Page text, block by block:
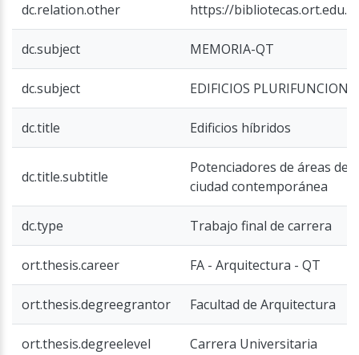
dc.relation.other https://
dc.subject MEMORIA-QT
dc.subject EDIFICIOS
dc.title Edificios híbridos
dc.title.subtitle
Potenciadores de áreas de
ciudad contemporánea
dc.type Trabajo final de carrera
ort.thesis.career FA - Arquitectura - QT
ort.thesis.degreegrantor Facultad de Arquitectura
ort.thesis.degreelevel Carrera Universitaria